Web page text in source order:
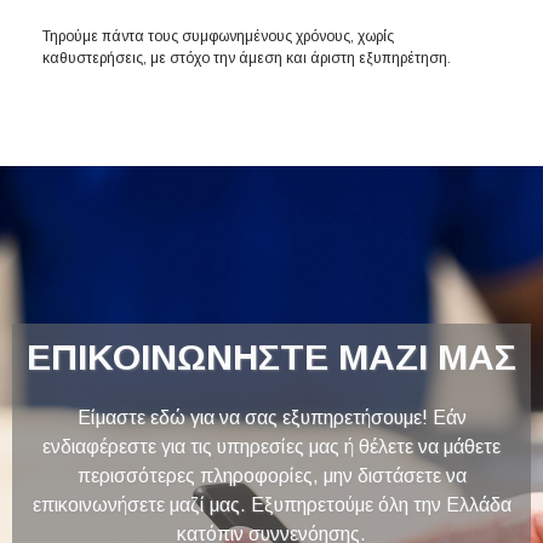
Τηρούμε πάντα τους συμφωνημένους χρόνους, χωρίς
καθυστερήσεις, με στόχο την άμεση και άριστη εξυπηρέτηση.
ΕΠΙΚΟΙΝΩΝΗΣΤΕ ΜΑΖΙ ΜΑΣ
Είμαστε εδώ για να σας εξυπηρετήσουμε! Εάν
ενδιαφέρεστε για τις υπηρεσίες μας ή θέλετε να μάθετε
περισσότερες πληροφορίες, μην διστάσετε να
επικοινωνήσετε μαζί μας. Εξυπηρετούμε όλη την Ελλάδα
κατόπιν συννενόησης.